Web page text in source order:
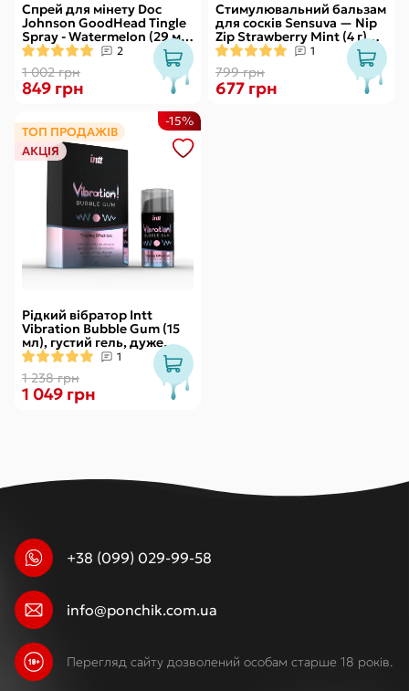
Спрей для мінету Doc
Johnson GoodHead Tingle
Spray - Watermelon (29 мл)
зі стимулювальним
ефектом
2
1 002 грн
849 грн
Стимулювальний бальзам
для сосків Sensuva — Nip
Zip Strawberry Mint (4 г)
охолоджувальний
1
799 грн
677 грн
ТОП ПРОДАЖІВ
АКЦІЯ
Рідкий вібратор Intt
Vibration Bubble Gum (15
мл), густий гель, дуже
смачний, діє до 30 хвилин
1
1 238 грн
-15%
1 049 грн
+38 (099) 029-99-58
info@ponchik.com.ua
Перегляд сайту дозволений особам старше 18 років.